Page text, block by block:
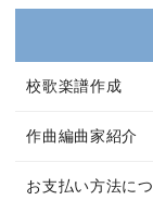
校歌楽譜作成
作曲編曲家紹介
お支払い方法に